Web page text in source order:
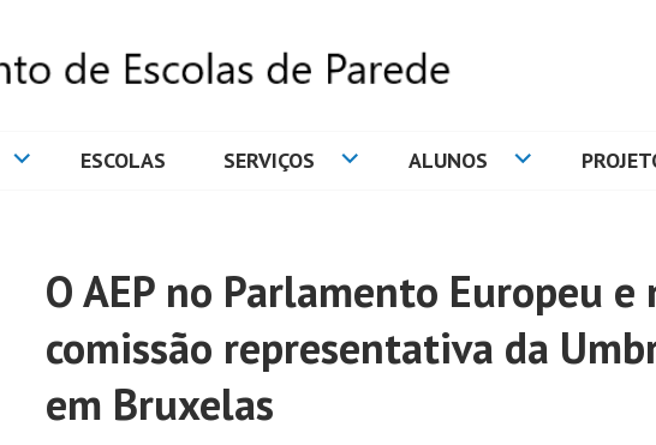
ESCOLAS SERVIÇOS ALUNOS
O AEP no Parlamento Europeu e
comissão representativa da
em Bruxelas